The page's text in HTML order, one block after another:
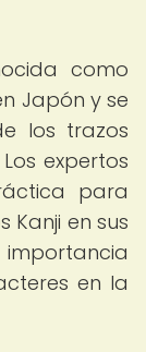
como
Japón y se
los trazos
expertos
para
Kanji en sus
importancia
en la